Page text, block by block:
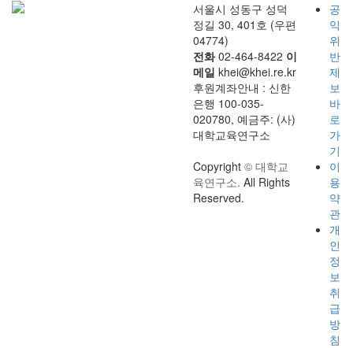
서울시 성동구 성덕
정길 30, 401호 (우편
04774)
전화02-464-8422 이
메일 khei@khei.re.kr
후원계좌안내 : 신한
은행 100-035-
020780, 예금주: (사)
대학교육연구소
Copyright © 대학교
육연구소. All Rights
Reserved.
공
익
위
반
제
보
바
로
가
기
이
용
약
관
개
인
정
보
취
급
방
침